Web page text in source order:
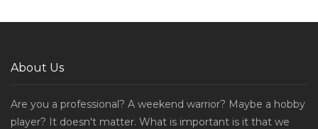
About Us
Are you a professional? A weekend warrior? Maybe a hobby
player? It doesn't matter. What is important is it that we